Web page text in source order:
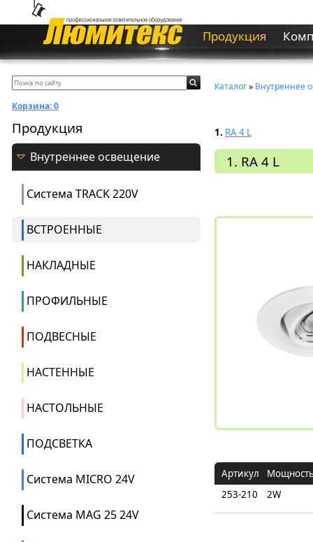
Продукция
Корзина:0
Продукция
Внутреннее освещение
Система ТRACK 220V
ВСТРОЕННЫЕ
НАКЛАДНЫЕ
ПРОФИЛЬНЫЕ
ПОДВЕСНЫЕ
НАСТЕННЫЕ
НАСТОЛЬНЫЕ
ПОДСВЕТКА
Система MICRO 24V
Система MAG 25 24V
Каталог» Внутреннее
1. RA 4 L
1. RA 4 L
Артикул
253-210
2W